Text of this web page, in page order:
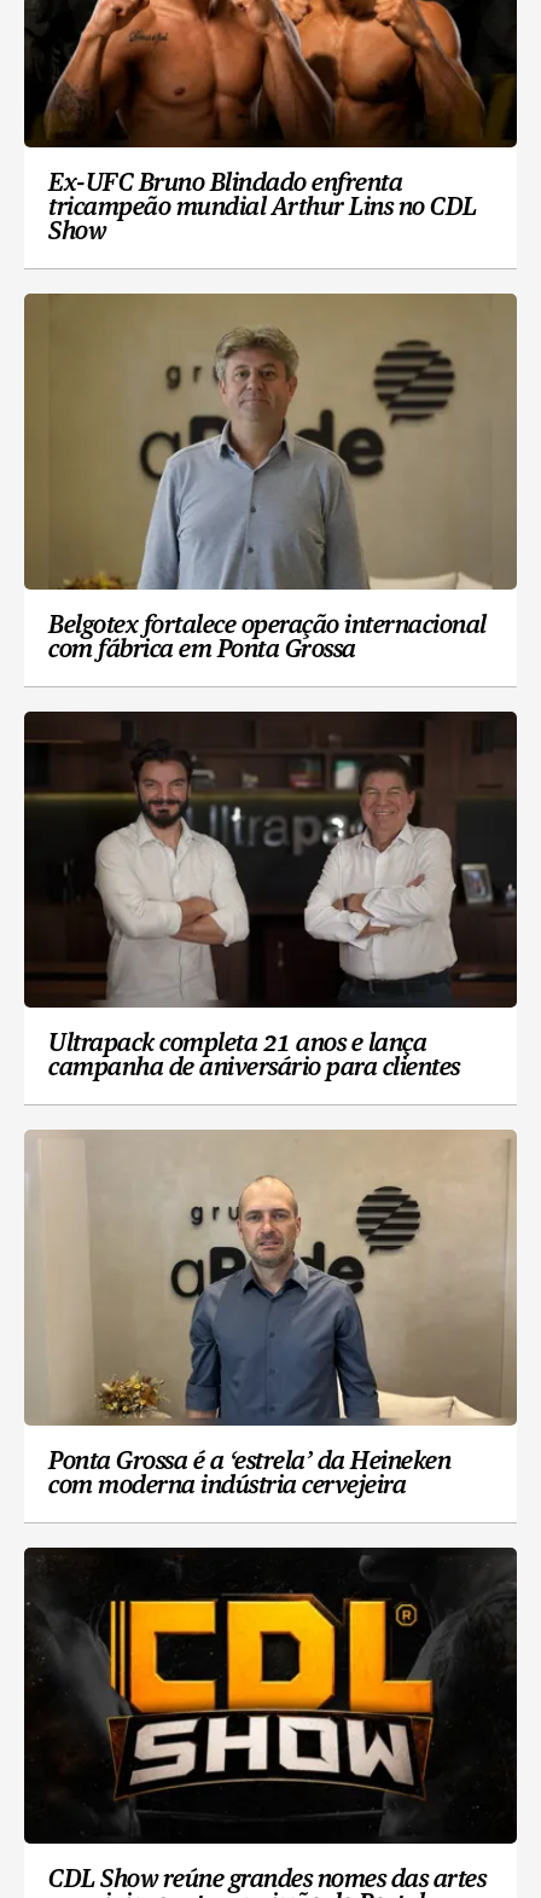
Ex-UFC Bruno Blindado enfrenta
tricampeão mundial Arthur Lins no CDL
Show
Belgotex fortalece operação internacional
com fábrica em Ponta Grossa
Ultrapack completa 21 anos e lança
campanha de aniversário para clientes
Ponta Grossa é a ‘estrela’ da Heineken
com moderna indústria cervejeira
CDL Show reúne grandes nomes das artes